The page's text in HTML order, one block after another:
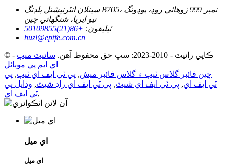
سينلان انٽرنيشنل بلڊنگ B705، نمبر 999 زوهائي روڊ، پوڊونگ
نيو ايريا، شنگھائي چين
ٽيليفون: +86(21)50109855
huzl@eptfe.com.cn
© ڪاپي رائيٽ - 2010-2023: سڀ حق محفوظ آهن. سائيٽ ميپ -
اي ايم پي موبائل
چين فائبر گلاس ٽيپ ۽ گلاس فائبر ميش, پي ٽي ايف اي ٽيپ, پي
ٽي ايف اي, پي ٽي ايف اي شيٽ, پي ٽي ايف اي راڊ شيٽ, وڌايل پي
ٽي ايف اي,
اي ميل
اي ميل